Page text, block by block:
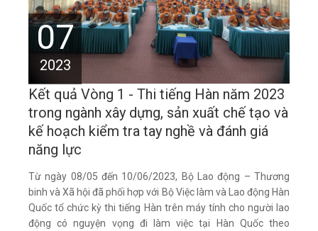
07
2023
Kết quả Vòng 1 - Thi tiếng Hàn năm 2023
trong ngành xây dựng, sản xuất chế tạo và
kế hoạch kiểm tra tay nghề và đánh giá
năng lực
Từ ngày 08/05 đến 10/06/2023, Bộ Lao động – Thương
binh và Xã hội đã phối hợp với Bộ Việc làm và Lao động Hàn
Quốc tổ chức kỳ thi tiếng Hàn trên máy tính cho người lao
động có nguyện vọng đi làm việc tại Hàn Quốc theo